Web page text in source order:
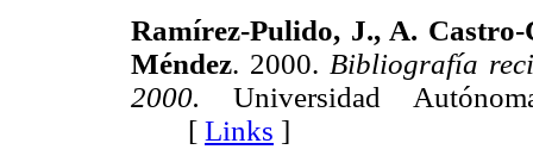
Ramírez-Pulido, J., A.
Méndez. 2000. Bibliografía
2000. Universidad
[ Links ]